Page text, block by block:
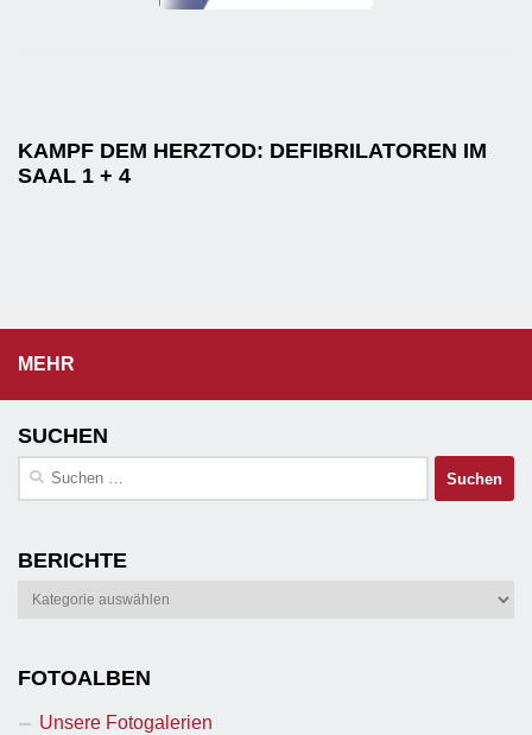
KAMPF DEM HERZTOD: DEFIBRILATOREN IM
SAAL 1 + 4
MEHR
SUCHEN
Suchen
BERICHTE
Berichte
FOTOALBEN
Unsere Fotogalerien